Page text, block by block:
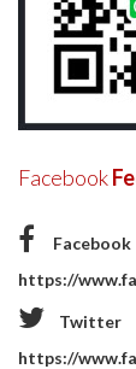
Facebook
Facebook
https://
Twitter
https://